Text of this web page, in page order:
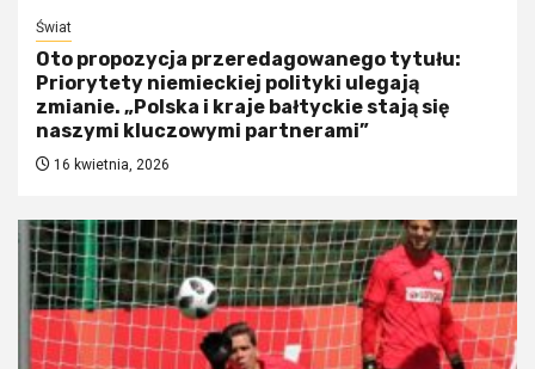
Świat
Oto propozycja przeredagowanego tytułu:
Priorytety niemieckiej polityki ulegają
zmianie. „Polska i kraje bałtyckie stają się
naszymi kluczowymi partnerami”
16 kwietnia, 2026